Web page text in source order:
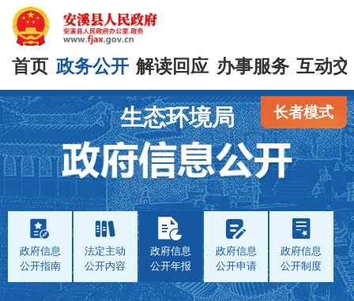
首页 政务公开 解读回应 办事服务 互动
长者模式
生态环境局
政府信息
公开指南
法定主动
公开内容
政府信息
公开年报
政府信息
公开申请
政府信息
公开制度